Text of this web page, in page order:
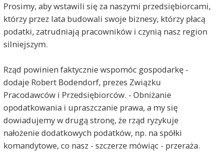
Prosimy, aby wstawili się za naszymi przedsiębiorcami,
którzy przez lata budowali swoje biznesy, którzy płacą
podatki, zatrudniają pracowników i czynią nasz region
silniejszym.
Rząd powinien faktycznie wspomóc gospodarkę -
dodaje Robert Bodendorf, prezes Związku
Pracodawców i Przedsiębiorców. - Obniżanie
opodatkowania i upraszczanie prawa, a my się
dowiadujemy w drugą stronę, że rząd ryzykuje
nałożenie dodatkowych podatków, np. na spółki
komandytowe, co nasz - szczerze mówiąc - przeraża.